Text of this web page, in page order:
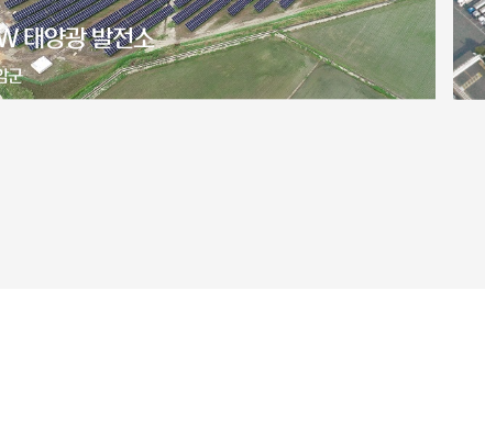
인천 2공장 지붕형 태양광발전소 (RE100)
구